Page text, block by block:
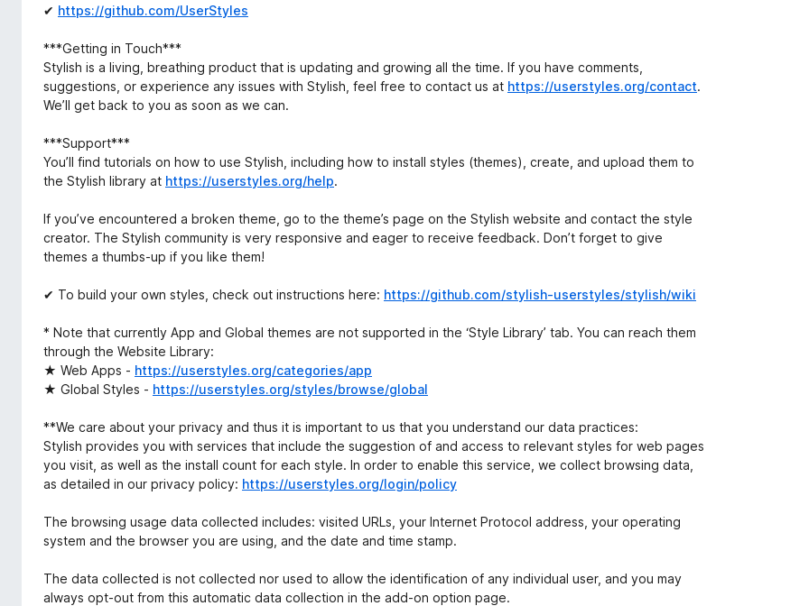
✔ https://github.com/UserStyles
***Getting in Touch***
Stylish is a living, breathing product that is updating and growing all the time. If you have comments,
suggestions, or experience any issues with Stylish, feel free to contact us at https://userstyles.org/contact.
We’ll get back to you as soon as we can.
***Support***
You’ll find tutorials on how to use Stylish, including how to install styles (themes), create, and upload them to
the Stylish library at https://userstyles.org/help.
If you’ve encountered a broken theme, go to the theme’s page on the Stylish website and contact the style
creator. The Stylish community is very responsive and eager to receive feedback. Don’t forget to give
themes a thumbs-up if you like them!
✔ To build your own styles, check out instructions here: https://github.com/stylish-userstyles/stylish/wiki
* Note that currently App and Global themes are not supported in the ‘Style Library’ tab. You can reach them
through the Website Library:
★ Web Apps - https://userstyles.org/categories/app
★ Global Styles - https://userstyles.org/styles/browse/global
**We care about your privacy and thus it is important to us that you understand our data practices:
Stylish provides you with services that include the suggestion of and access to relevant styles for web pages
you visit, as well as the install count for each style. In order to enable this service, we collect browsing data,
as detailed in our privacy policy: https://userstyles.org/login/policy
The browsing usage data collected includes: visited URLs, your Internet Protocol address, your operating
system and the browser you are using, and the date and time stamp.
The data collected is not collected nor used to allow the identification of any individual user, and you may
always opt-out from this automatic data collection in the add-on option page.